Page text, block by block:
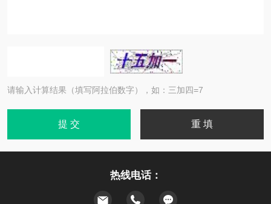
请输入计算结果（填写阿拉伯数字），如：三加四=7
热线电话：